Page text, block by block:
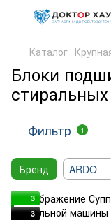
Каталог
Блоки
Фильтр 1
Бренд ARDO
3
3